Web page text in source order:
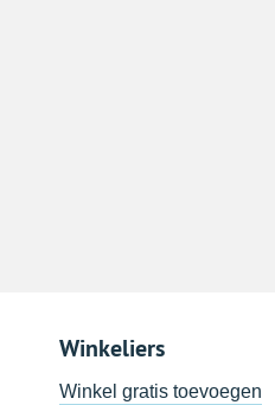
Winkeliers
Winkel gratis toevoegen